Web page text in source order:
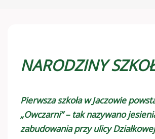
NARODZINY
Pierwsza szkoła w Jaczowie
„Owczarni” – tak nazywano
zabudowania przy ulicy